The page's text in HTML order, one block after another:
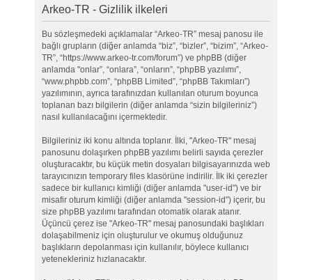
Arkeo-TR - Gizlilik ilkeleri
Bu sözleşmedeki açıklamalar “Arkeo-TR” mesaj panosu ile
bağlı grupların (diğer anlamda “biz”, “bizler”, “bizim”, “Arkeo-
TR”, “https://www.arkeo-tr.com/forum”) ve phpBB (diğer
anlamda "onlar”, “onlara”, “onların”, “phpBB yazılımı”,
“www.phpbb.com”, “phpBB Limited”, “phpBB Takımları”)
yazılımının, ayrıca tarafınızdan kullanılan oturum boyunca
toplanan bazı bilgilerin (diğer anlamda “sizin bilgileriniz”)
nasıl kullanılacağını içermektedir.
Bilgileriniz iki konu altında toplanır. İlki, "Arkeo-TR" mesaj
panosunu dolaşırken phpBB yazılımı belirli sayıda çerezler
oluşturacaktır, bu küçük metin dosyaları bilgisayarınızda web
tarayıcınızın temporary files klasörüne indirilir. İlk iki çerezler
sadece bir kullanıcı kimliği (diğer anlamda "user-id") ve bir
misafir oturum kimliği (diğer anlamda "session-id") içerir, bu
size phpBB yazılımı tarafından otomatik olarak atanır.
Üçüncü çerez ise "Arkeo-TR" mesaj panosundaki başlıkları
dolaşabilmeniz için oluşturulur ve okumuş olduğunuz
başlıkların depolanması için kullanılır, böylece kullanıcı
yetenekleriniz hızlanacaktır.